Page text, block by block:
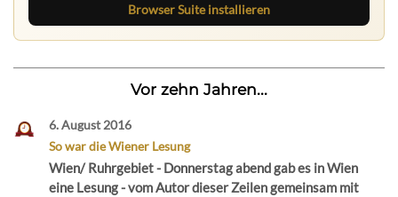
Browser Suite installieren
Vor zehn Jahren...
6. August 2016
So war die Wiener Lesung
Wien/ Ruhrgebiet - Donnerstag abend gab es in Wien
eine Lesung - vom Autor dieser Zeilen gemeinsam mit